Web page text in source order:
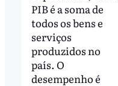
PIB é a soma de
todos os bens e
serviços
produzidos no
país. O
desempenho é